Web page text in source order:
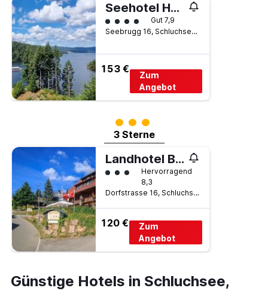
Seehotel Hubertus
Bewertungskategorie 4
Gut 7,9
Seebrugg 16, Schluchsee, Baden-Württemberg, Deutschland
153 €
Zum
Angebot
Bewertungskategorie 3
3 Sterne
Landhotel Bartlehof
Bewertungskategorie 3
Hervorragend
8,3
Dorfstrasse 16, Schluchsee, Baden-Württemberg, Deutschland
120 €
Zum
Angebot
Günstige Hotels in Schluchsee,